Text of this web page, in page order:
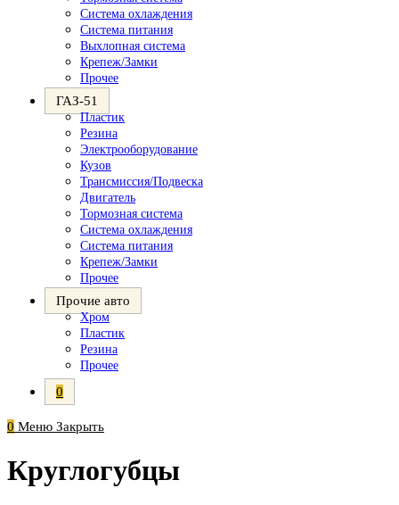
Система охлаждения
Система питания
Выхлопная система
Крепеж/Замки
Прочее
ГАЗ-51
Пластик
Резина
Электрооборудование
Кузов
Трансмиссия/Подвеска
Двигатель
Тормозная система
Система охлаждения
Система питания
Крепеж/Замки
Прочее
Прочие авто
Хром
Пластик
Резина
Прочее
0
0 Меню Закрыть
Круглогубцы